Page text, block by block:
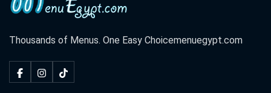
Thousands of Menus. One Easy Choicemenuegypt.com